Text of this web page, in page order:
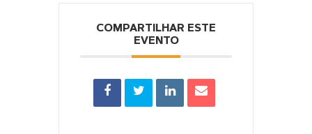
COMPARTILHAR ESTE
EVENTO